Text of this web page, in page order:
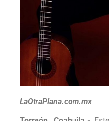
LaOtraPlana.com.mx